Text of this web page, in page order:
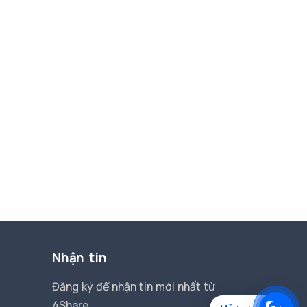
Nhận tin
Đăng ký để nhận tin mới nhất từ